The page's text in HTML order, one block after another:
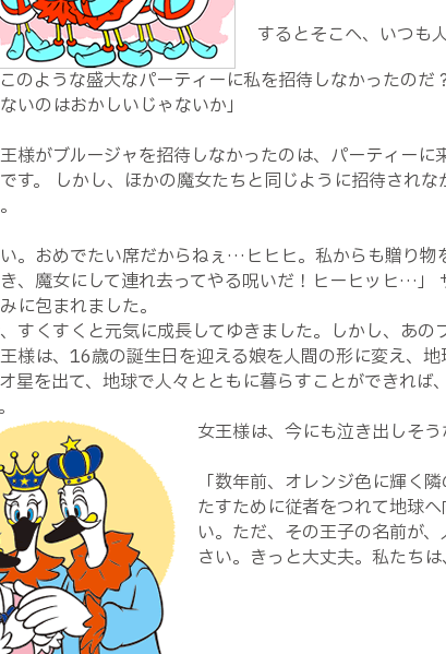
するとそこへ、いつも
このような盛大なパーティーに私を招待しなかったの
いのはおかしいじゃないか」
様がブルージャを招待しなかったのは、パーティー
す。 しかし、ほかの魔女たちと同じように招待され
い。おめでたい席だからねぇ…ヒヒヒ。私からも贈り
、魔女にして連れ去ってやる呪いだ！ヒーヒッヒ…」
に包まれました。
すくすくと元気に成長してゆきました。しかし、あの
様は、16歳の誕生日を迎える娘を人間の形に変え、地
星を出て、地球で人々とともに暮らすことができれ
女王様は、今にも泣き出しそ
「数年前、オレンジ色に輝く
たすために従者をつれて地球
い。ただ、その王子の名前が
さい。きっと大丈夫。私たち